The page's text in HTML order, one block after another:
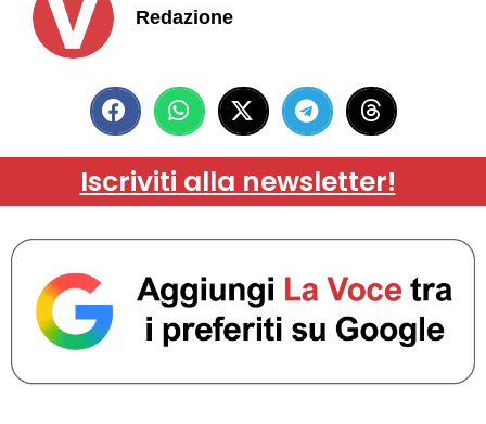
Redazione
Iscriviti alla newsletter!